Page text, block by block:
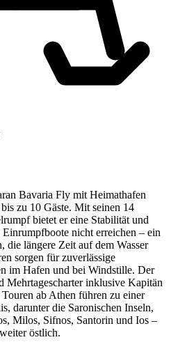
Bavaria Fly mit Heimathafen
zu 10 Gäste. Mit seinen 14
bietet er eine Stabilität und
nicht erreichen – ein
die längere Zeit auf dem Wasser
sorgen für zuverlässige
im Hafen und bei Windstille. Der
Mehrtagescharter inklusive Kapitän
ab Athen führen zu einer
darunter die Saronischen Inseln,
Milos, Sifnos, Santorin und Ios –
östlich.